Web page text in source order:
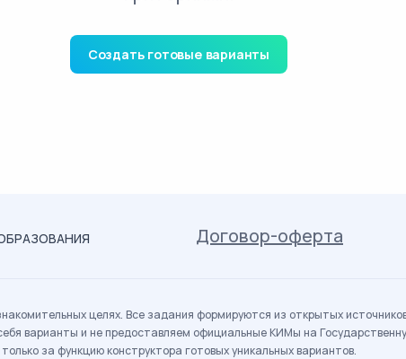
Создать готовые варианты
Договор-оферта
целях. Все задания формируются из открытых
варианты и не предоставляем официальные КИМы на
только за функцию конструктора готовых уникальных вариантов.